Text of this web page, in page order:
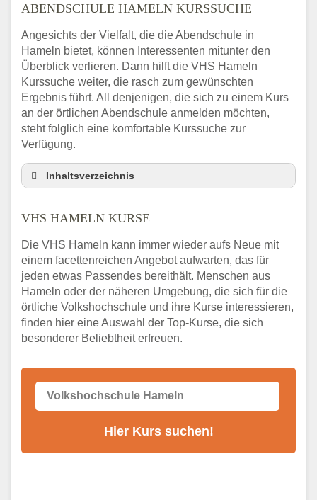
ABENDSCHULE HAMELN KURSSUCHE
Angesichts der Vielfalt, die die Abendschule in
Hameln bietet, können Interessenten mitunter den
Überblick verlieren. Dann hilft die VHS Hameln
Kurssuche weiter, die rasch zum gewünschten
Ergebnis führt. All denjenigen, die sich zu einem Kurs
an der örtlichen Abendschule anmelden möchten,
steht folglich eine komfortable Kurssuche zur
Verfügung.
Inhaltsverzeichnis
VHS Hameln Kurse
Telefonnummer
Stellenangebote der Volkshochschule
Hameln
Online-Kurse – Alternative Angebote zum
VHS-Kurs
Alternativen zum VHS Programm 2026 in
VHS HAMELN KURSE
Die VHS Hameln kann immer wieder aufs Neue mit
einem facettenreichen Angebot aufwarten, das für
jeden etwas Passendes bereithält. Menschen aus
Hameln oder der näheren Umgebung, die sich für die
örtliche Volkshochschule und ihre Kurse interessieren,
finden hier eine Auswahl der Top-Kurse, die sich
besonderer Beliebtheit erfreuen.